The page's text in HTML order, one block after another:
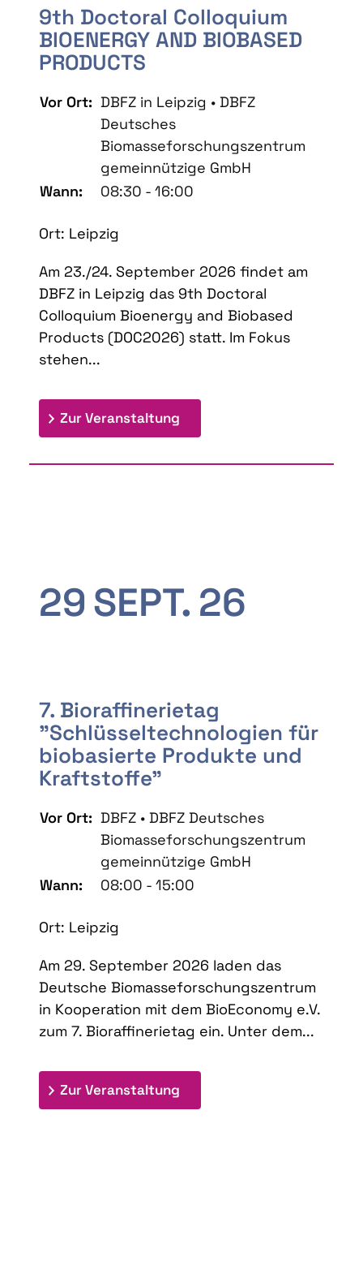
9th Doctoral Colloquium
BIOENERGY AND BIOBASED
PRODUCTS
Vor Ort: DBFZ in Leipzig • DBFZ
Deutsches
Biomasseforschungszentrum
gemeinnützige GmbH
Wann:
08:30 - 16:00
Ort: Leipzig
Am 23./24. September 2026 findet am
DBFZ in Leipzig das 9th Doctoral
Colloquium Bioenergy and Biobased
Products (DOC2026) statt. Im Fokus
stehen...
Zur Veranstaltung
29SEPT. 26
7. Bioraffinerietag
"Schlüsseltechnologien für
biobasierte Produkte und
Kraftstoffe"
Vor Ort: DBFZ • DBFZ Deutsches
Biomasseforschungszentrum
gemeinnützige GmbH
Wann:
08:00 - 15:00
Ort: Leipzig
Am 29. September 2026 laden das
Deutsche Biomasseforschungszentrum
in Kooperation mit dem BioEconomy e.V.
zum 7. Bioraffinerietag ein. Unter dem...
Zur Veranstaltung